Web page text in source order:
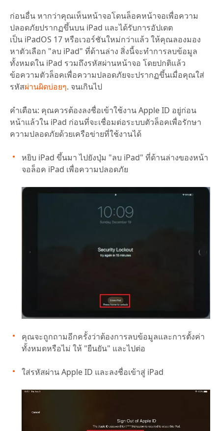
ก่อนอื่น หากว่าคุณเห็นหน้าจอโดนล็อคหน้าจอเพื่อความ
ปลอดภัยปรากฏขึ้นบน iPad และได้รับการอัปเดต
เป็น iPadOS 17 หรือเวอร์ชันใหม่กว่าแล้ว ให้คุณลองมอง
หาตัวเลือก "ลบ iPad" ที่ด้านล่าง สิ่งนี้จะทำการลบข้อมูล
ทั้งหมดใน iPad รวมถึงรหัสผ่านหน้าจอ โดยปกติแล้ว
ข้อความตัวล็อคเพื่อความปลอดภัยจะปรากฏขึ้นเมื่อคุณใส่
รหัสผ่านผิดบ่อยๆ. จนเกินไป
คำเตือน: คุณควรต้องลงชื่อเข้าใช้งาน Apple ID อยู่ก่อน
หน้าแล้วใน iPad ก่อนที่จะเชื่อมต่อระบบตัวล็อคเพื่อรักษา
ความปลอดภัยด้วยเครือข่ายที่ใช้งานได้
หยิบ iPad ขึ้นมา ไปยังปุ่ม "ลบ iPad" ที่ด้านล่างของหน้า
จอล็อค iPad เพื่อความปลอดภัย
คุณจะถูกถามอีกครั้งว่าต้องการลบข้อมูลและการตั้งค่า
ทั้งหมดหรือไม่ ให้ "ยืนยัน" และไปต่อ
ใส่รหัสผ่าน Apple ID และลงชื่อเข้าสู่ iPad